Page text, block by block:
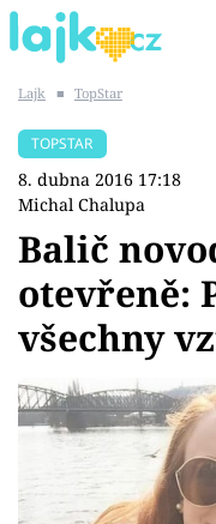
SHOPAHOLICADEL
Témata
Showbyznys
Youtubeři
Virály
Lajk ■ TopStar
TOPSTAR
8. dubna 2016 17:18
Michal Chalupa
Balič
otevřeně:
všechny